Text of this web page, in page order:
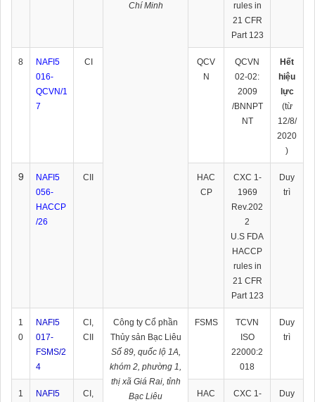
Chí Minh
rules in
21 CFR
Part 123
8
NAFI5
016-
QCVN/1
7
CI
QCV
N
QCVN
02-02:
2009
/BNNPT
NT
Hết
hiệu
lực
(từ
12/8/
2020
)
9
NAFI5
056-
HACCP
/26
CII
HAC
CP
CXC 1-
1969
Rev.202
2
U.S FDA
HACCP
rules in
21 CFR
Part 123
Duy
trì
1
0
NAFI5
017-
FSMS/2
4
CI,
CII
Công ty Cổ phần
Thủy sản Bạc Liêu
Số 89, quốc lộ 1A,
khóm 2, phường 1,
thị xã Giá Rai, tỉnh
Bạc Liêu
FSMS
TCVN
ISO
22000:2
018
Duy
trì
1
NAFI5
CI,
HAC
CXC 1-
Duy